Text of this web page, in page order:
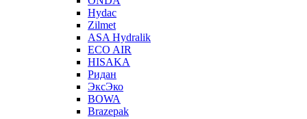
Hydac
Zilmet
ASA Hydralik
ECO AIR
HISAKA
Ридан
ЭксЭко
BOWA
Brazepak